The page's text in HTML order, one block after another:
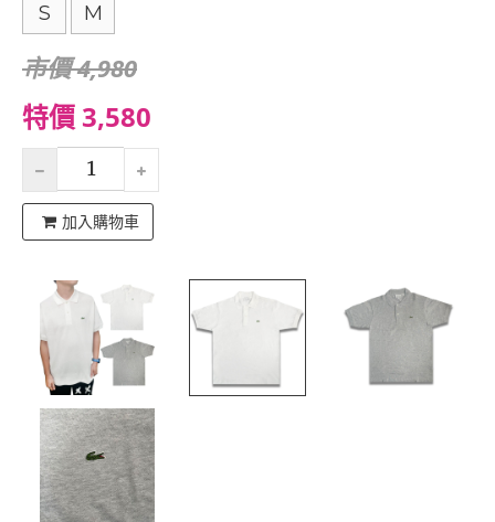
S M
市價 4,980
特價 3,580
加入購物車